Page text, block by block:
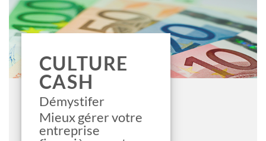
CULTURE
CASH
Démystifer
Mieux gérer votre
entreprise